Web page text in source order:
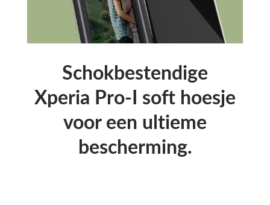
Schokbestendige
Xperia Pro-I soft hoesje
voor een ultieme
bescherming.